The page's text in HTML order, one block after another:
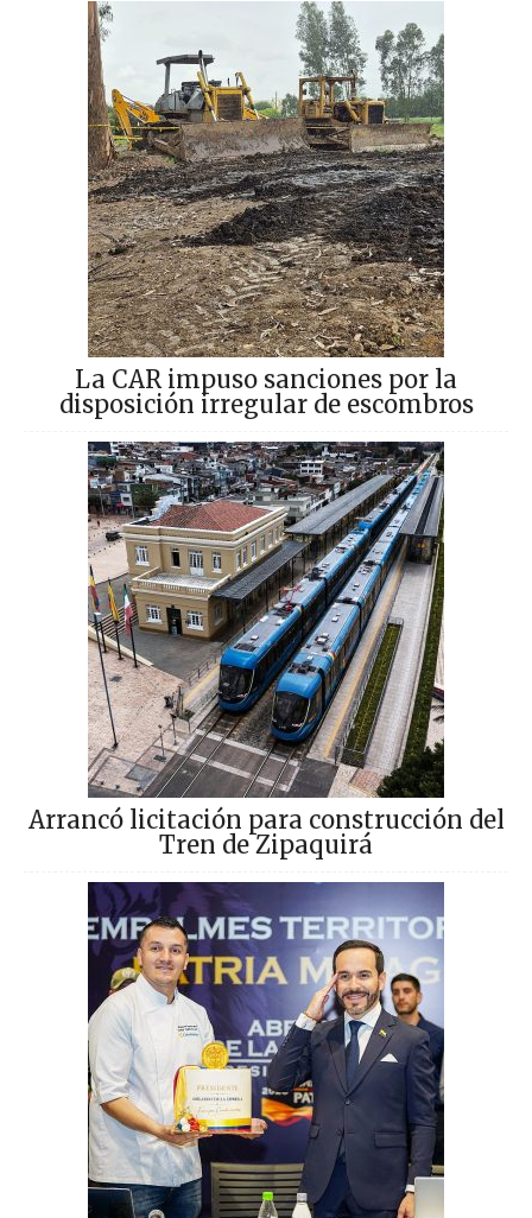
La CAR impuso sanciones por la
disposición irregular de escombros
Arrancó licitación para construcción del
Tren de Zipaquirá